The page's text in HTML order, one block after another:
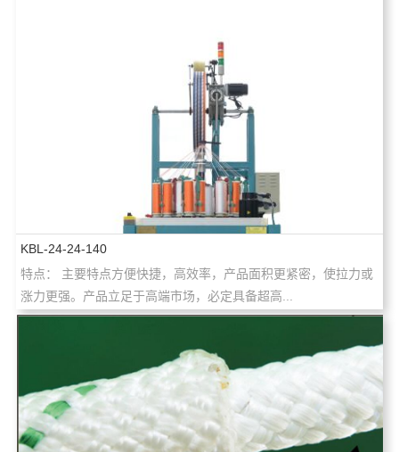
KBL-24-24-140
特点： 主要特点方便快捷，高效率，产品面积更紧密，使拉力或
涨力更强。产品立足于高端市场，必定具备超高...